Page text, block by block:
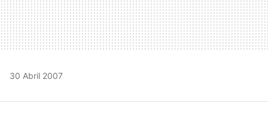
30 Abril 2007